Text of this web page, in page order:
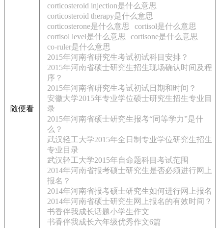
随便看
corticosteroid injection是什么意思
corticosteroid therapy是什么意思
corticosterone是什么意思
cortisol是什么意思
cortisol level是什么意思
cortisone是什么意思
co-ruler是什么意思
2015年河南省研究生考试初试科目安排？
2015年河南省硕士研究生招生现场确认时间及程
序？
2015年河南省研究生考试初试日期和时间？
安徽大学2015年专业学位硕士研究生招生专业目
录
2015年河南省硕士研究生报考“同等学力”是什
么？
武汉轻工大学2015年全日制专业学位研究生招生
专业目录
武汉轻工大学2015年自命题科目考试范围
2014年河南省报考硕士研究生是否必须进行网上
报名？
2014年河南省报考硕士研究生如何进行网上报名
2014年河南省硕士研究生网上报名的有效时间？
书香伴我成长话题小学生作文
书香伴我成长六年级优秀作文6篇